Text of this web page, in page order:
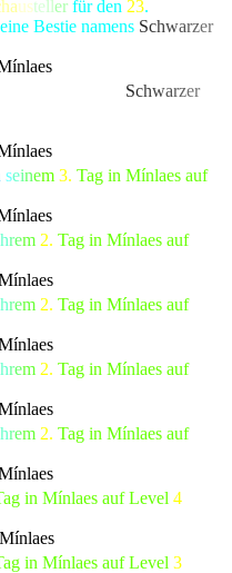
hauste er für den 23.
Bestie namens Schwarzer
Schwarzer
seinem 3. Tag in Mínlaes auf
hrem 2. Tag in Mínlaes auf
hrem 2. Tag in Mínlaes auf
hrem 2. Tag in Mínlaes auf
hrem 2. Tag in Mínlaes auf
in Mínlaes auf Level 4
in Mínlaes auf Level 3